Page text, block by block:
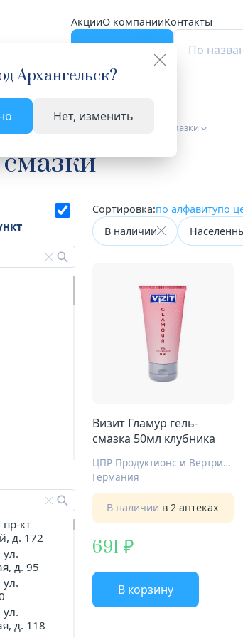
АкцииО компанииКонтакты
По
Архангельск?
Нет, изменить
Медицинские изделия Гели и смазки
пр-кт
д. 172
ул.
д. 95
ул.
ул.
д. 118
Сортировка:по алфавитупо
В наличии
Визит Гламур гель-
смазка 50мл клубника
ЦПР Продуктионс и Вертрибс ГмбХ
Германия
В наличии в 2 аптеках
691
В корзину